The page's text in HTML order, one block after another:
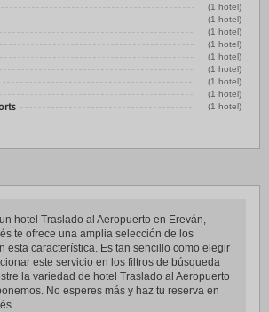
(1 hotel)
(1 hotel)
(1 hotel)
(1 hotel)
(1 hotel)
(1 hotel)
(1 hotel)
(1 hotel)
(1 hotel)
hotel Traslado al Aeropuerto en Ereván,
te ofrece una amplia selección de los
esta característica. Es tan sencillo como elegir
este servicio en los filtros de búsqueda
la variedad de hotel Traslado al Aeropuerto
No esperes más y haz tu reserva en